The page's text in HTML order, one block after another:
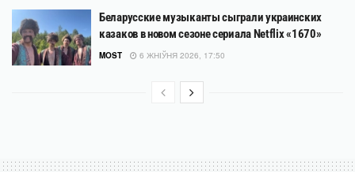
Беларусские музыканты сыграли украинских
казаков в новом сезоне сериала Netflix «1670»
MOST 6 ЖНІЎНЯ 2026, 17:50